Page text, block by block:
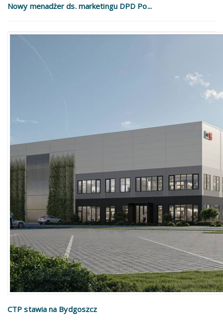
Nowy menadżer ds. marketingu DPD Po...
CTP stawia na Bydgoszcz